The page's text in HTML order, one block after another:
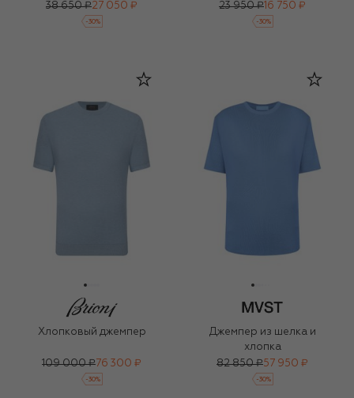
38 650 ₽27 050 ₽
-30%
23 950 ₽ 16 750 ₽
-30%
Хлопковый джемпер
109 000 ₽76 300 ₽
-30%
Джемпер из шелка и
хлопка
82 850 ₽57 950 ₽
-30%